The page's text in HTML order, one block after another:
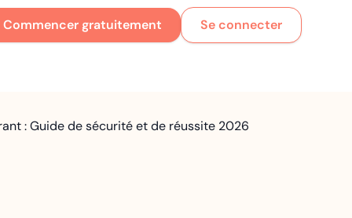
Commencer gratuitement Se connecter